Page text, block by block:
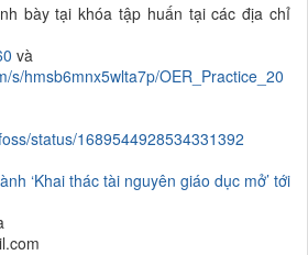
bày tại khóa tập huấn tại các địa chỉ
và
s/hmsb6mnx5wlta7p/OER_Practice_20
status/1689544928534331392
‘Khai thác tài nguyên giáo dục mở’ tới